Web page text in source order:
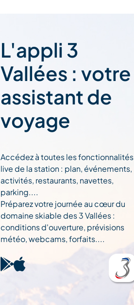
L'appli 3
Vallées : votre
assistant de
voyage
Accédez à toutes les fonctionnalités
live de la station : plan, événements,
activités, restaurants, navettes,
parking....
Préparez votre journée au cœur du
domaine skiable des 3 Vallées :
conditions d'ouverture, prévisions
météo, webcams, forfaits....